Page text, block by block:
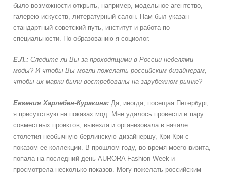
было возможности открыть, например, модельное агентство,
галерею искусств, литературный салон. Нам был указан
стандартный советский путь, институт и работа по
специальности. По образованию я социолог.
Е.Л.: Следите ли Вы за проходящими в России неделями
моды? И чтобы Вы могли пожелать российским дизайнерам,
чтобы их марки были востребованы на зарубежном рынке?
Евгения Харлебен-Куракина: Да, иногда, посещая Петербург,
я присутствую на показах мод. Мне удалось провести и пару
совместных проектов, вывезла и организовала в начале
столетия необычную берлинскую дизайнершу, Кри-Кри с
показом ее коллекции. В прошлом году, во время моего визита,
попала на последний день AURORA Fashion Week и
просмотрела несколько показов. Могу пожелать российским